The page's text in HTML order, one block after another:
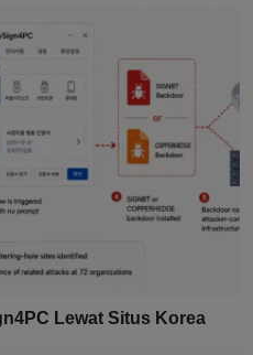
Lewat Situs Korea